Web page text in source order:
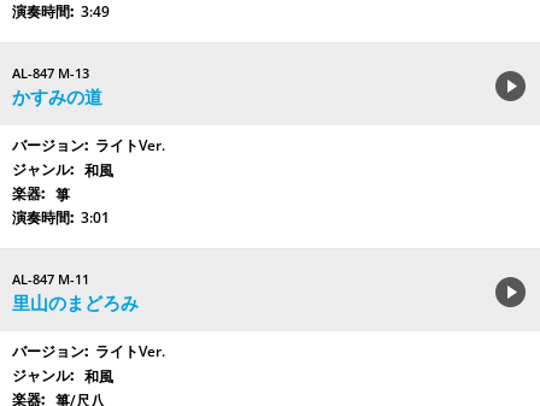
3:49
AL-847 M-13
かすみの道
ライトVer.
和風
箏
3:01
AL-847 M-11
里山のまどろみ
ライトVer.
和風
箏/尺八